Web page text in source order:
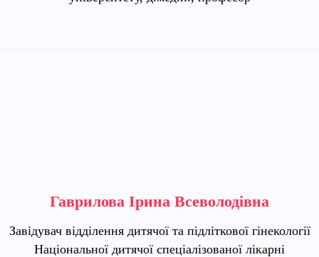
Гаврилова Ірина Всеволодівна
Завідувач відділення дитячої та підліткової гінекології
Національної дитячої спеціалізованої лікарні